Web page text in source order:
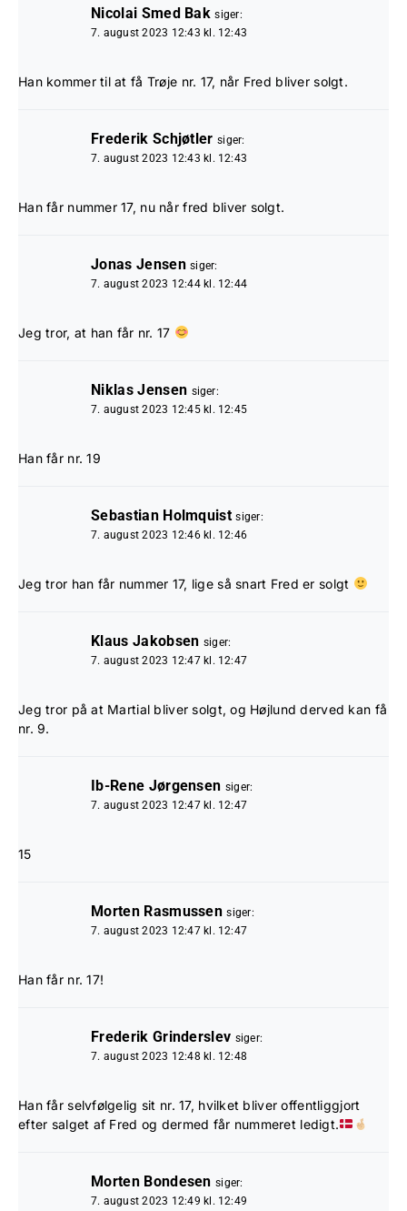
Nicolai Smed Bak siger:
7. august 2023 12:43 kl. 12:43
Han kommer til at få Trøje nr. 17, når Fred bliver solgt.
Frederik Schjøtler siger:
7. august 2023 12:43 kl. 12:43
Han får nummer 17, nu når fred bliver solgt.
Jonas Jensen siger:
7. august 2023 12:44 kl. 12:44
Jeg tror, at han får nr. 17
Niklas Jensen siger:
7. august 2023 12:45 kl. 12:45
Han får nr. 19
Sebastian Holmquist siger:
7. august 2023 12:46 kl. 12:46
Jeg tror han får nummer 17, lige så snart Fred er solgt
Klaus Jakobsen siger:
7. august 2023 12:47 kl. 12:47
Jeg tror på at Martial bliver solgt, og Højlund derved kan få
nr. 9.
Ib-Rene Jørgensen siger:
7. august 2023 12:47 kl. 12:47
15
Morten Rasmussen siger:
7. august 2023 12:47 kl. 12:47
Han får nr. 17!
Frederik Grinderslev siger:
7. august 2023 12:48 kl. 12:48
Han får selvfølgelig sit nr. 17, hvilket bliver offentliggjort
efter salget af Fred og dermed får nummeret ledigt.
Morten Bondesen siger:
7. august 2023 12:49 kl. 12:49